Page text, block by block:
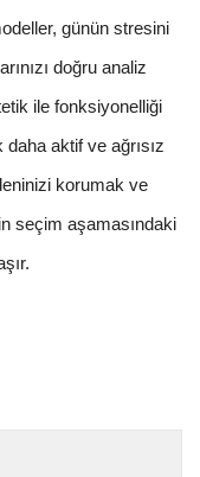
günün stresini
doğru analiz
ile fonksiyonelliği
aktif ve ağrısız
korumak ve
seçim aşamasındaki